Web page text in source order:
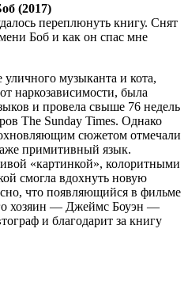
(2017)
Снят
Боб и как он спас мне
музыканта и кота,
наркозависимости, была
и провела свыше 76 недель
The Sunday Times. Однако
сюжетом отмечали
примитивный язык.
«картинкой», колоритными
смогла вдохнуть новую
что появляющийся в фильме
хозяин — Джеймс Боуэн —
и благодарит за книгу